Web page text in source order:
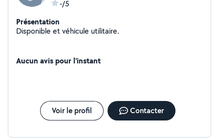
-/5
Présentation
Disponible et véhicule utilitaire.
Aucun avis pour l'instant
Voir le profil Contacter